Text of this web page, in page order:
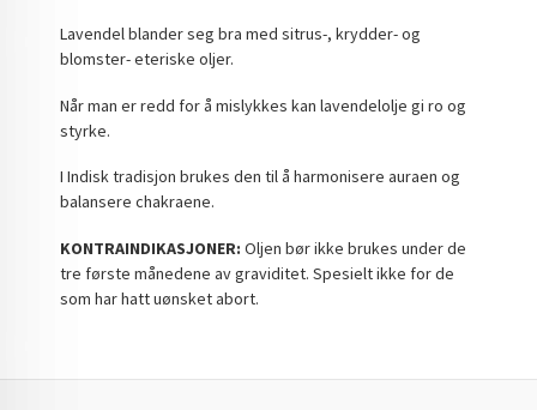
Lavendel blander seg bra med sitrus-, krydder- og
blomster- eteriske oljer.
Når man er redd for å mislykkes kan lavendelolje gi ro og
styrke.
I Indisk tradisjon brukes den til å harmonisere auraen og
balansere chakraene.
KONTRAINDIKASJONER: Oljen bør ikke brukes under de
tre første månedene av graviditet. Spesielt ikke for de
som har hatt uønsket abort.